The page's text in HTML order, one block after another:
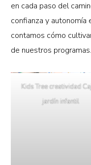
en cada paso del
confianza y autonomía
contamos cómo
de nuestros programas.
Kids Tree creatividad
jardín infantil